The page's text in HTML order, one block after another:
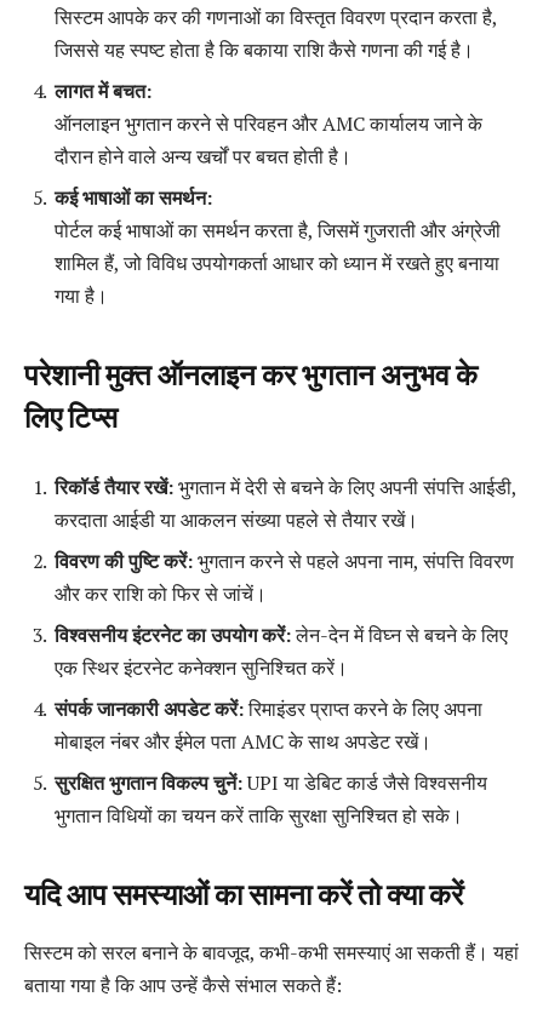
सिस्टम आपके कर की गणनाओं का विस्तृत विवरण प्रदान करता है,
जिससे यह स्पष्ट होता है कि बकाया राशि कैसे गणना की गई है।
लागत में बचत:
ऑनलाइन भुगतान करने से परिवहन और AMC कार्यालय जाने के
दौरान होने वाले अन्य खर्चों पर बचत होती है।
कई भाषाओं का समर्थन:
पोर्टल कई भाषाओं का समर्थन करता है, जिसमें गुजराती और अंग्रेजी
शामिल हैं, जो विविध उपयोगकर्ता आधार को ध्यान में रखते हुए बनाया
गया है।
परेशानी मुक्त ऑनलाइन कर भुगतान अनुभव के
लिए टिप्स
रिकॉर्ड तैयार रखें:भुगतान में देरी से बचने के लिए अपनी संपत्ति आईडी,
करदाता आईडी या आकलन संख्या पहले से तैयार रखें।
विवरण की पुष्टि करें:भुगतान करने से पहले अपना नाम, संपत्ति विवरण
और कर राशि को फिर से जांचें।
विश्वसनीय इंटरनेट का उपयोग करें:लेन-देन में विघ्न से बचने के लिए
एक स्थिर इंटरनेट कनेक्शन सुनिश्चित करें।
संपर्क जानकारी अपडेट करें:रिमाइंडर प्राप्त करने के लिए अपना
मोबाइल नंबर और ईमेल पता AMC के साथ अपडेट रखें।
सुरक्षित भुगतान विकल्प चुनें:UPI या डेबिट कार्ड जैसे विश्वसनीय
भुगतान विधियों का चयन करें ताकि सुरक्षा सुनिश्चित हो सके।
यदि आप समस्याओं का सामना करें तो क्या करें
सिस्टम को सरल बनाने के बावजूद, कभी-कभी समस्याएं आ सकती हैं। यहां
बताया गया है कि आप उन्हें कैसे संभाल सकते हैं: